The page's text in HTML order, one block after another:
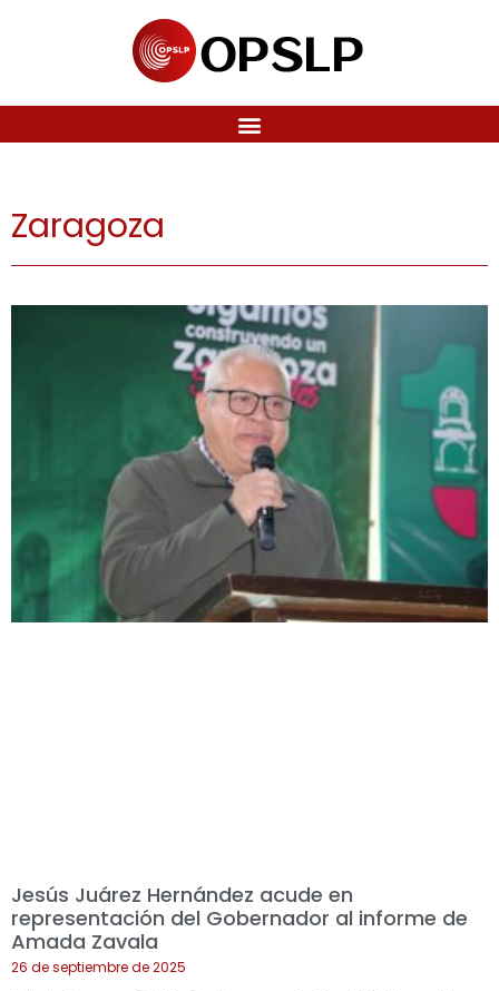
Zaragoza
Jesús Juárez Hernández acude en
representación del Gobernador al informe de
Amada Zavala
26 de septiembre de 2025